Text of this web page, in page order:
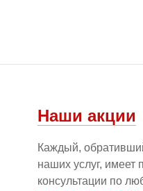
Наши акции
Каждый,
наших услуг, имеет
консультации по